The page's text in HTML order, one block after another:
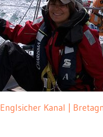
Englsicher Kanal |